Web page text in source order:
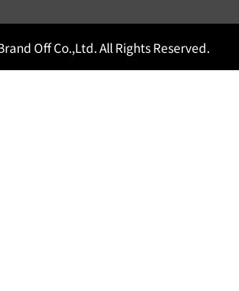
Off Co.,Ltd. All Rights Reserved.